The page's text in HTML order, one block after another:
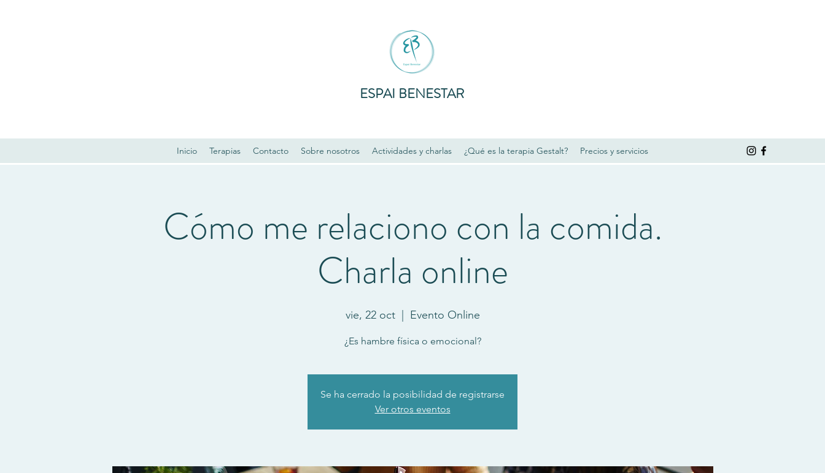
ESPAI BENESTAR
Inicio Terapias Contacto Sobre nosotros Actividades y charlas ¿Qué es la terapia Gestalt? Precios y servicios
Cómo me relaciono con la comida.
Charla online
vie, 22 oct
  |
Evento Online
¿Es hambre física o emocional?
Se ha cerrado la posibilidad de registrarse
Ver otros eventos